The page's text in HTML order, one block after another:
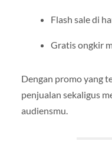
Flash sale di
Gratis ongkir
Dengan promo yang
penjualan sekaligus
audiensmu.